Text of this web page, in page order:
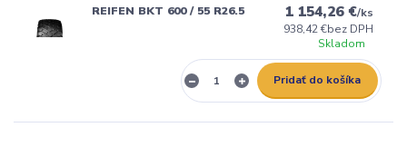
REIFEN BKT 600 / 55 R26.5 1 154,26 €/ks
938,42 €bez DPH
Skladom
Pridať do košíka